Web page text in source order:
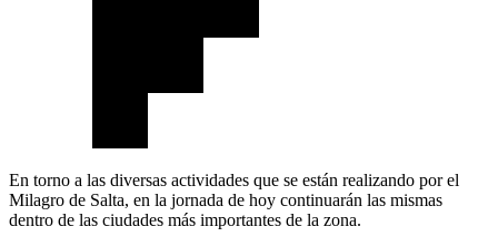
En torno a las diversas actividades que se están realizando por el
Milagro de Salta, en la jornada de hoy continuarán las mismas
dentro de las ciudades más importantes de la zona.